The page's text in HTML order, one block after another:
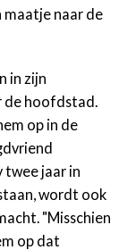
naar de
in zijn
de hoofdstad.
op in de
twee jaar in
wordt ook
"Misschien
op dat